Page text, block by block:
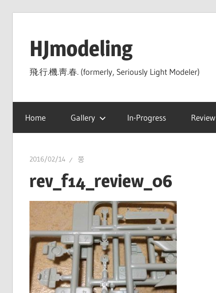
contentHJmodeling
飛.行.機.靑.春. (formerly, Seriously Light Modeler)
Home Gallery In-Progress Review
2016/02/14 쭝
rev_f14_review_06